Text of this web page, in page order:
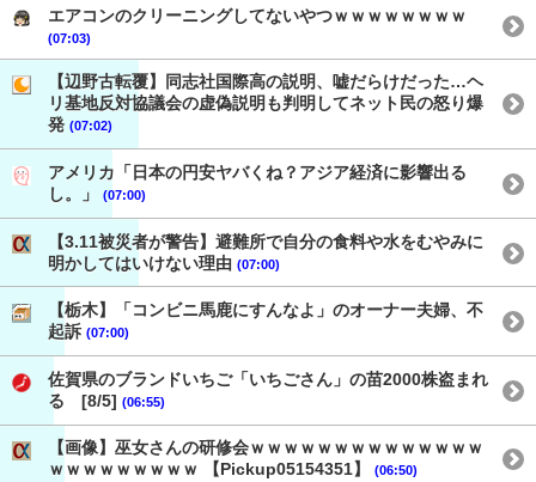
エアコンのクリーニングしてないやつｗｗｗｗｗｗｗｗ
(07:03)
【辺野古転覆】同志社国際高の説明、嘘だらけだった…ヘ
リ基地反対協議会の虚偽説明も判明してネット民の怒り爆
発 (07:02)
アメリカ「日本の円安ヤバくね？アジア経済に影響出る
し。」
(07:00)
【3.11被災者が警告】避難所で自分の食料や水をむやみに
明かしてはいけない理由 (07:00)
【栃木】「コンビニ馬鹿にすんなよ」のオーナー夫婦、不
起訴 (07:00)
佐賀県のブランドいちご「いちごさん」の苗2000株盗まれ
る [8/5] (06:55)
【画像】巫女さんの研修会ｗｗｗｗｗｗｗｗｗｗｗｗｗｗ
ｗｗｗｗｗｗｗｗｗ 【Pickup05154351】
(06:50)